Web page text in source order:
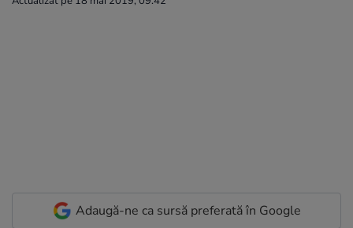
Adaugă-ne ca sursă preferată în Google